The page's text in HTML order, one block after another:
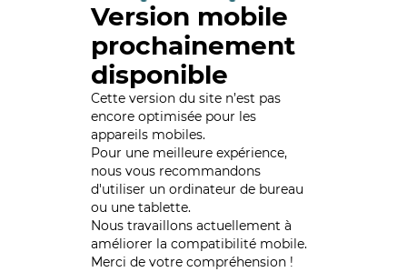
Version mobile
prochainement
disponible
Cette version du site n’est pas
encore optimisée pour les
appareils mobiles.
Pour une meilleure expérience,
nous vous recommandons
d'utiliser un ordinateur de bureau
ou une tablette.
Nous travaillons actuellement à
améliorer la compatibilité mobile.
Merci de votre compréhension !